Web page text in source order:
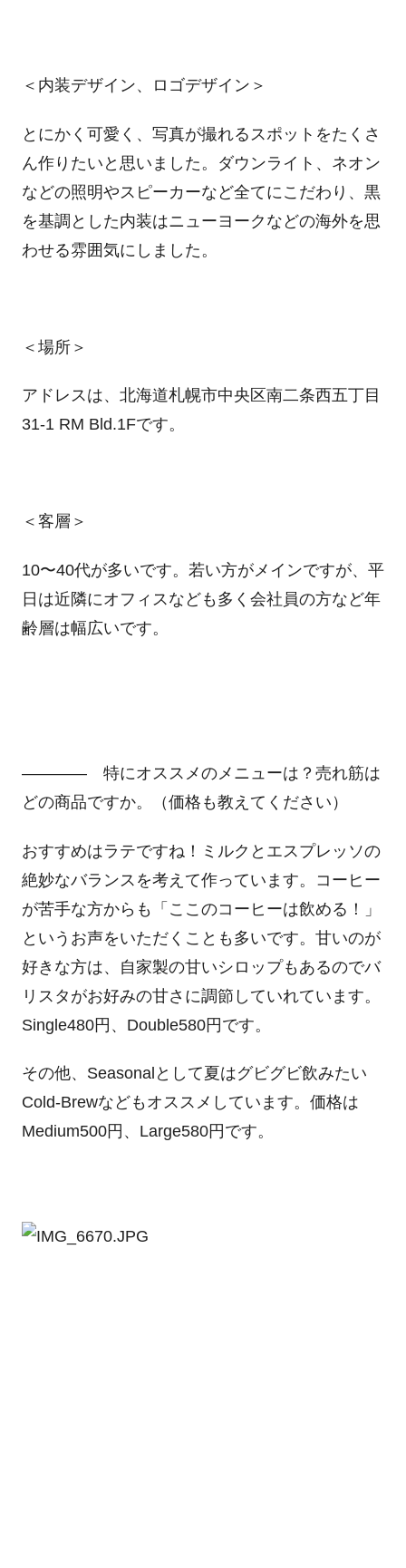
＜内装デザイン、ロゴデザイン＞
とにかく可愛く、写真が撮れるスポットをたくさ
ん作りたいと思いました。ダウンライト、ネオン
などの照明やスピーカーなど全てにこだわり、黒
を基調とした内装はニューヨークなどの海外を思
わせる雰囲気にしました。
＜場所＞
アドレスは、北海道札幌市中央区南二条西五丁目
31-1 RM Bld.1Fです。
＜客層＞
10〜40代が多いです。若い方がメインですが、平
日は近隣にオフィスなども多く会社員の方など年
齢層は幅広いです。
―――― 特にオススメのメニューは？売れ筋は
どの商品ですか。（価格も教えてください）
おすすめはラテですね！ミルクとエスプレッソの
絶妙なバランスを考えて作っています。コーヒー
が苦手な方からも「ここのコーヒーは飲める！」
というお声をいただくことも多いです。甘いのが
好きな方は、自家製の甘いシロップもあるのでバ
リスタがお好みの甘さに調節していれています。
Single480円、Double580円です。
その他、Seasonalとして夏はグビグビ飲みたい
Cold-Brewなどもオススメしています。価格は
Medium500円、Large580円です。